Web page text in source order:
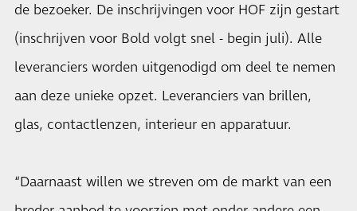
de bezoeker. De inschrijvingen voor HOF zijn gestart
(inschrijven voor Bold volgt snel - begin juli). Alle
leveranciers worden uitgenodigd om deel te nemen
aan deze unieke opzet. Leveranciers van brillen,
glas, contactlenzen, interieur en apparatuur.
“Daarnaast willen we streven om de markt van een